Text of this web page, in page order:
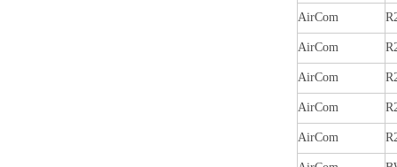
AirCom
AirCom
AirCom
AirCom
AirCom